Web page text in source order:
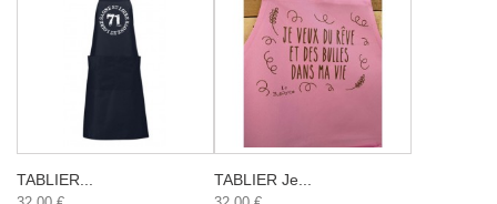
TABLIER... TABLIER Je...